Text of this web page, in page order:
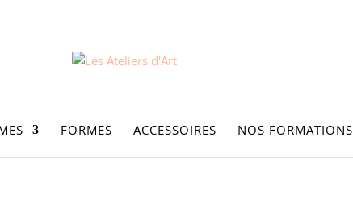
FORMES ACCESSOIRES NOS FORMATIONS